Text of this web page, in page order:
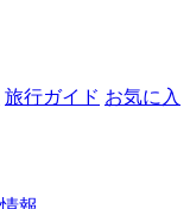
旅行ガイド お気に入